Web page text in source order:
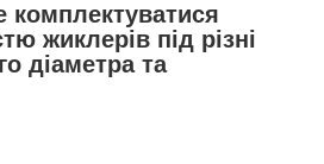
жиклерів під різні
діаметра та